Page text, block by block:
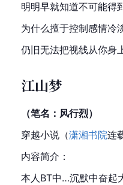
明明早就知道不可能得
为什么擅于控制感情冷
仍旧无法把视线从你
江山梦
（笔名：风行烈）
穿越小说（潇湘书院连
内容简介：
本人BT中…沉默中奋起